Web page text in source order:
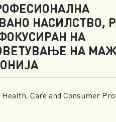
НАСИЛСТВО,
НА
НА
Care and Consumer